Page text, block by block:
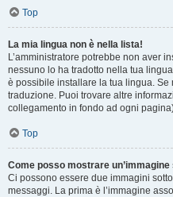
Top
La mia lingua non è nella lista!
L’amministratore potrebbe non aver
nessuno lo ha tradotto nella tua
è possibile installare la tua lingua.
traduzione. Puoi trovare altre
collegamento in fondo ad ogni
Top
Come posso mostrare
Ci possono essere due immagini
messaggi. La prima è l’immagine